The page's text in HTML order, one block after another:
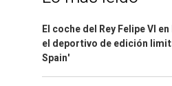
El coche del Rey Felipe VI
el deportivo de edición
Spain'